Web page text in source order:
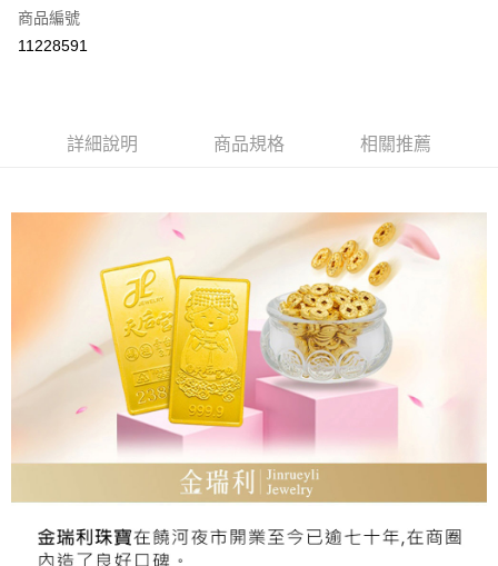
LINE Pay
ATM付款
運送方式
商品編號
11228591
詳細說明 商品規格 相關推薦